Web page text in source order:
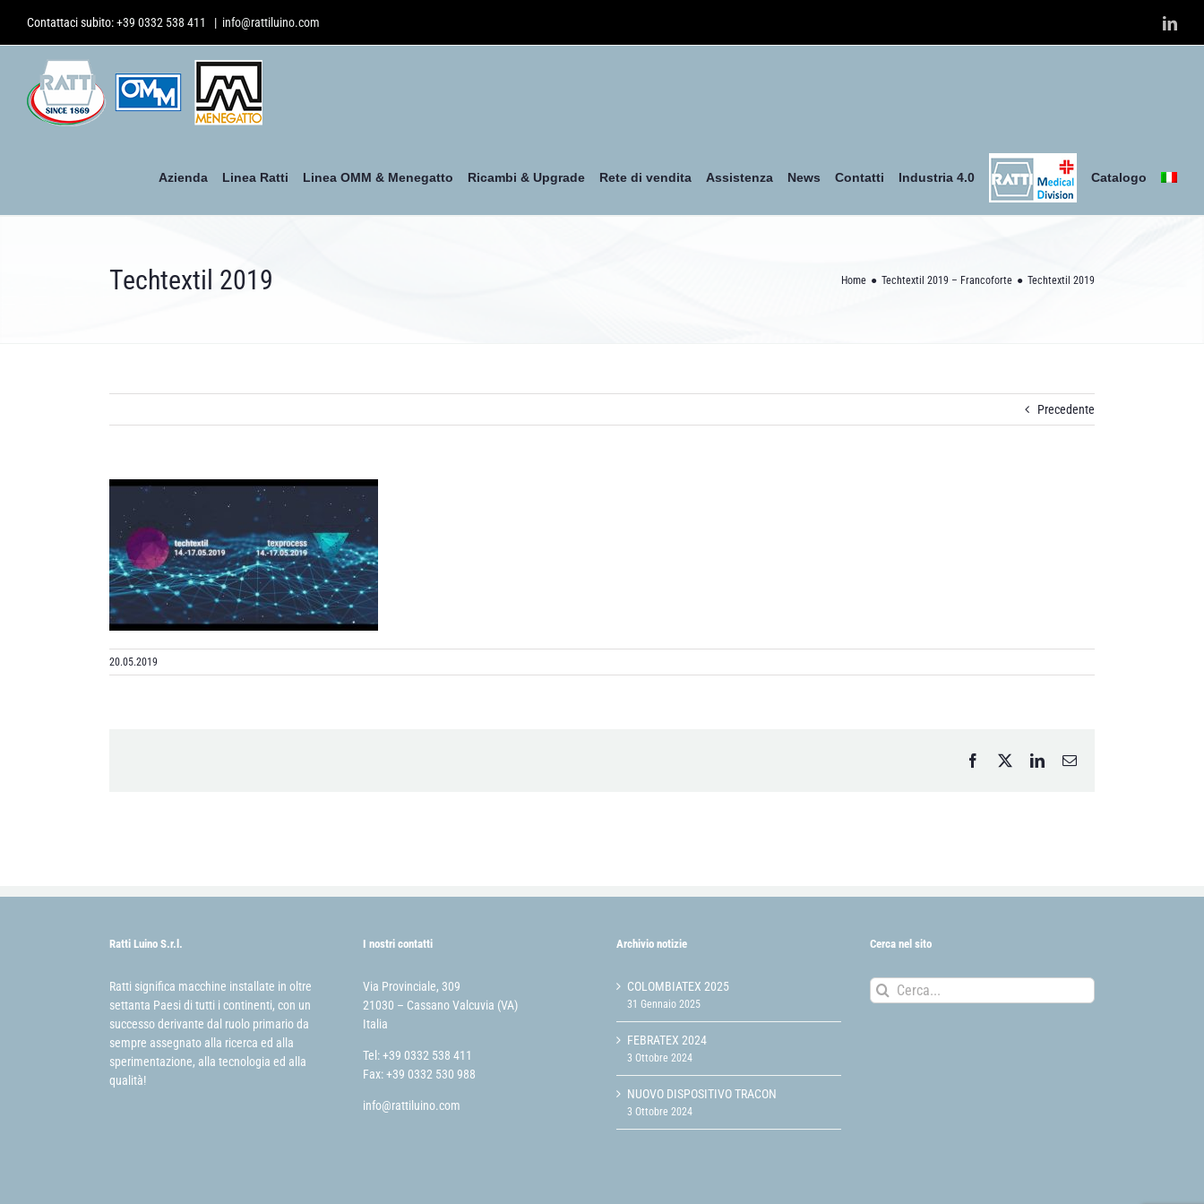
contenuto
Contattaci subito:+39 0332 538 411 | info@rattiluino.com
Azienda Linea Ratti Linea OMM & Menegatto Ricambi & Upgrade Rete di vendita Assistenza News Contatti Industria 4.0 Catalogo
Techtextil 2019 Home Techtextil 2019 – Francoforte Techtextil 2019
Precedente
20.05.2019
Facebook LinkedInEmail
Ratti Luino S.r.l.
Ratti significa macchine installate in oltre
settanta Paesi di tutti i continenti, con un
successo derivante dal ruolo primario da
sempre assegnato alla ricerca ed alla
sperimentazione, alla tecnologia ed alla
qualità!
I nostri contatti
Via Provinciale, 309
21030 – Cassano Valcuvia (VA)
Italia
Tel: +39 0332 538 411
Fax: +39 0332 530 988
info@rattiluino.com
Archivio notizie
COLOMBIATEX 2025
31 Gennaio 2025
FEBRATEX 2024
3 Ottobre 2024
NUOVO DISPOSITIVO TRACON
3 Ottobre 2024
Cerca nel sito
Cerca
per: